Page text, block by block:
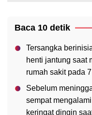
Baca 10 detik
Tersangka
henti jantung saat
rumah sakit pada
Sebelum
sempat
keringat dingin